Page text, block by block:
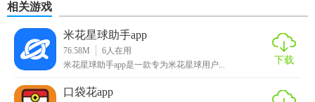
【更多投资人】哪一个看不惯选哪一个，就那么任性。
【任意花app特色】
极速借款！多种贷款机构，方便用户借钱、借款、贷款，小
额贷款实现当天审核，当天放款！
相关游戏
米花星球助手app
76.58M 6人在用
米花星球助手app是一款专为米花星球用户...
下载
口袋花app